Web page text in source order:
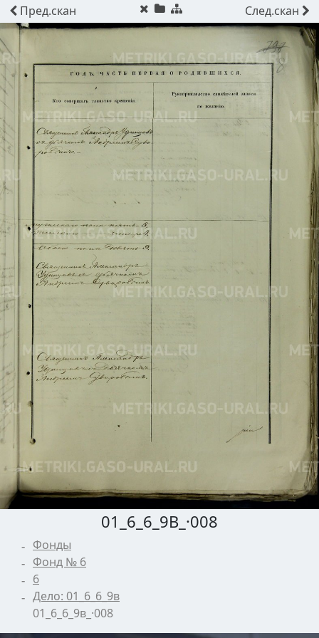
Пред.скан След.скан
01_6_6_9В_·008
Фонды
Фонд № 6
6
Дело: 01_6_6_9в
01_6_6_9в_·008